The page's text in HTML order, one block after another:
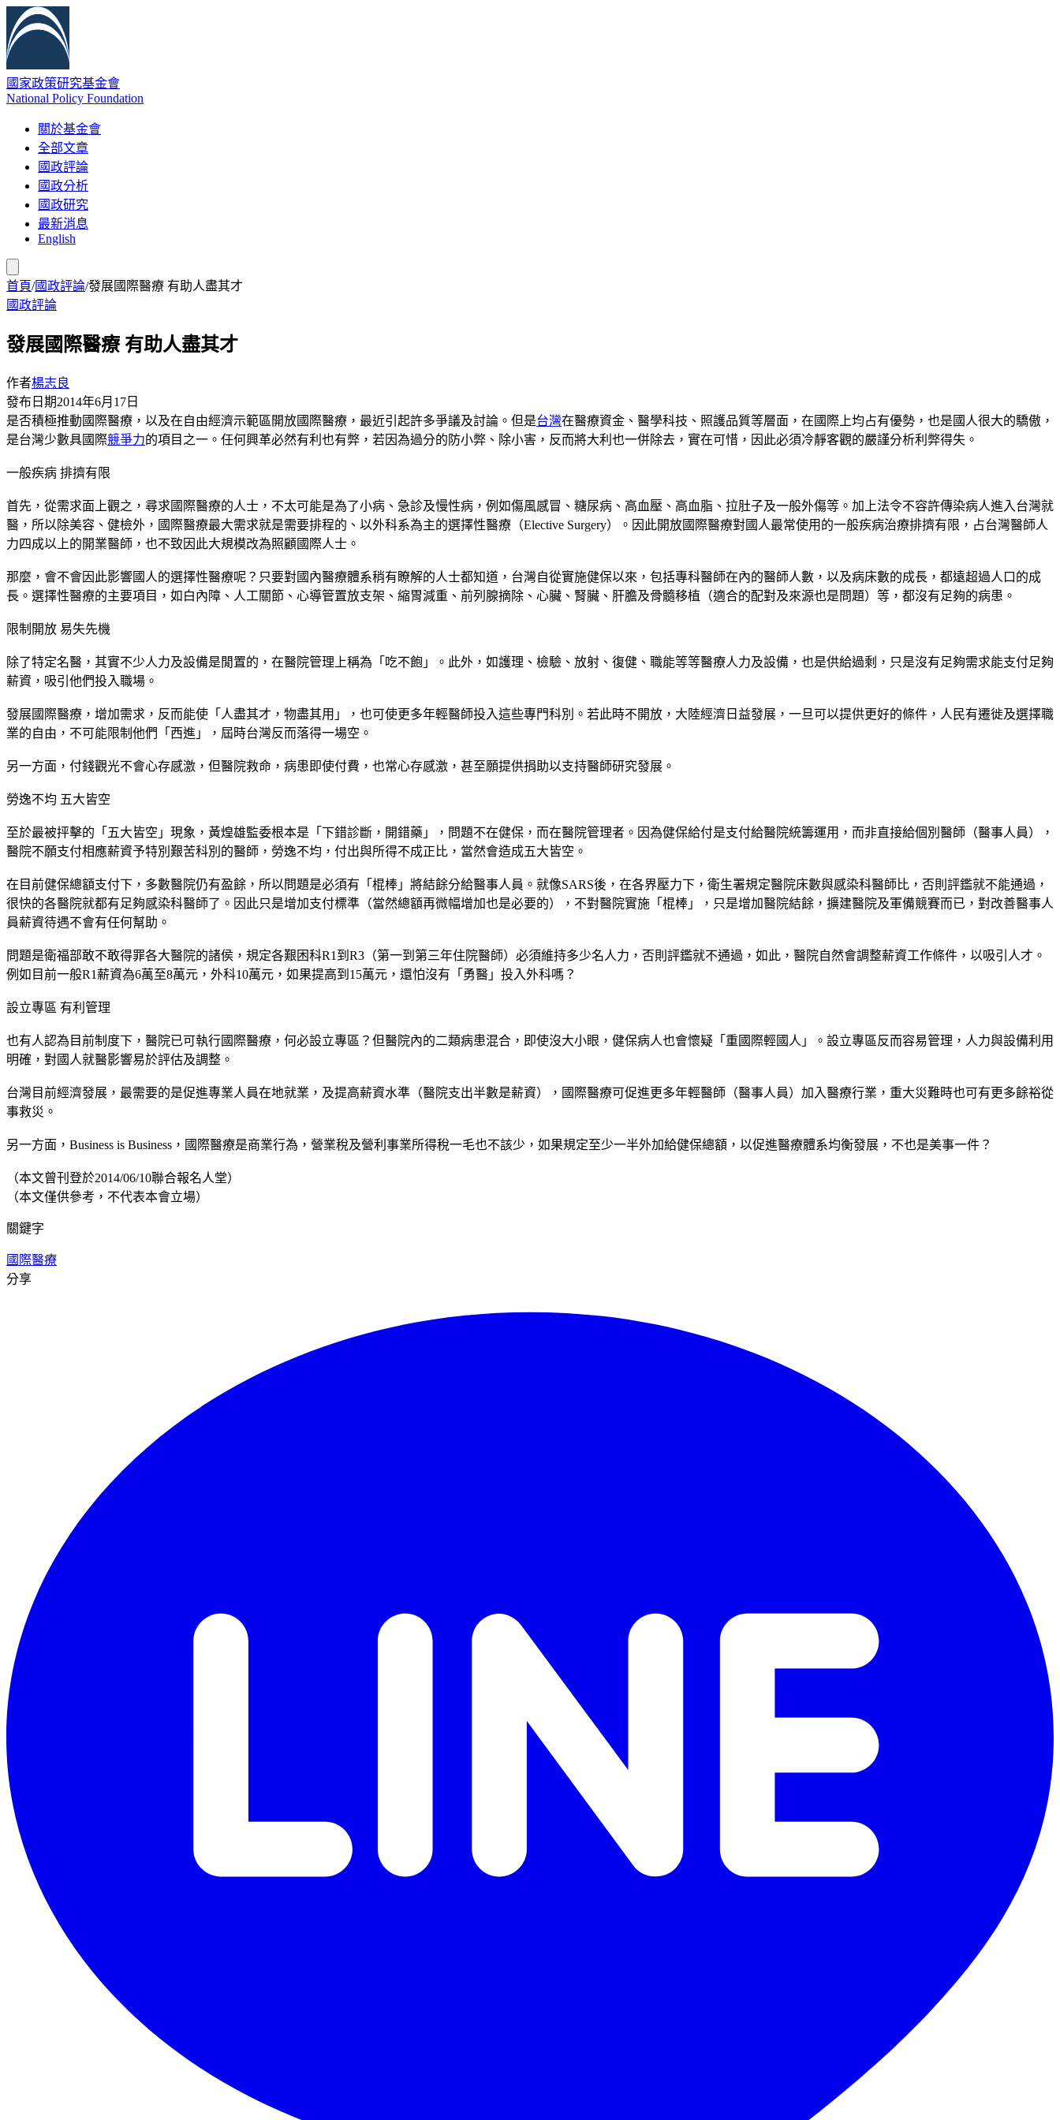
國家政策研究基金會
National Policy Foundation
關於基金會
全部文章
國政評論
國政分析
國政研究
最新消息
English
首頁/國政評論/發展國際醫療 有助人盡其才
國政評論
發展國際醫療 有助人盡其才
作者楊志良
發布日期2014年6月17日
是否積極推動國際醫療，以及在自由經濟示範區開放國際醫療，最近引起許多爭議及討論。但是台灣在醫療資金、醫學科技、照護品質等層面，在國際上均占有優勢，也是國人很大的驕傲，
是台灣少數具國際競爭力的項目之一。任何興革必然有利也有弊，若因為過分的防小弊、除小害，反而將大利也一併除去，實在可惜，因此必須冷靜客觀的嚴謹分析利弊得失。
一般疾病 排擠有限
首先，從需求面上觀之，尋求國際醫療的人士，不太可能是為了小病、急診及慢性病，例如傷風感冒、糖尿病、高血壓、高血脂、拉肚子及一般外傷等。加上法令不容許傳染病人進入台灣就
醫，所以除美容、健檢外，國際醫療最大需求就是需要排程的、以外科系為主的選擇性醫療（Elective Surgery）。因此開放國際醫療對國人最常使用的一般疾病治療排擠有限，占台灣醫師人
力四成以上的開業醫師，也不致因此大規模改為照顧國際人士。
那麼，會不會因此影響國人的選擇性醫療呢？只要對國內醫療體系稍有瞭解的人士都知道，台灣自從實施健保以來，包括專科醫師在內的醫師人數，以及病床數的成長，都遠超過人口的成
長。選擇性醫療的主要項目，如白內障、人工關節、心導管置放支架、縮胃減重、前列腺摘除、心臟、腎臟、肝膽及骨髓移植（適合的配對及來源也是問題）等，都沒有足夠的病患。
限制開放 易失先機
除了特定名醫，其實不少人力及設備是閒置的，在醫院管理上稱為「吃不飽」。此外，如護理、檢驗、放射、復健、職能等等醫療人力及設備，也是供給過剩，只是沒有足夠需求能支付足夠
薪資，吸引他們投入職場。
發展國際醫療，增加需求，反而能使「人盡其才，物盡其用」，也可使更多年輕醫師投入這些專門科別。若此時不開放，大陸經濟日益發展，一旦可以提供更好的條件，人民有遷徙及選擇職
業的自由，不可能限制他們「西進」，屆時台灣反而落得一場空。
另一方面，付錢觀光不會心存感激，但醫院救命，病患即使付費，也常心存感激，甚至願提供捐助以支持醫師研究發展。
勞逸不均 五大皆空
至於最被抨擊的「五大皆空」現象，黃煌雄監委根本是「下錯診斷，開錯藥」，問題不在健保，而在醫院管理者。因為健保給付是支付給醫院統籌運用，而非直接給個別醫師（醫事人員），
醫院不願支付相應薪資予特別艱苦科別的醫師，勞逸不均，付出與所得不成正比，當然會造成五大皆空。
在目前健保總額支付下，多數醫院仍有盈餘，所以問題是必須有「棍棒」將結餘分給醫事人員。就像SARS後，在各界壓力下，衛生署規定醫院床數與感染科醫師比，否則評鑑就不能通過，
很快的各醫院就都有足夠感染科醫師了。因此只是增加支付標準（當然總額再微幅增加也是必要的），不對醫院實施「棍棒」，只是增加醫院結餘，擴建醫院及軍備競賽而已，對改善醫事人
員薪資待遇不會有任何幫助。
問題是衛福部敢不敢得罪各大醫院的諸侯，規定各艱困科R1到R3（第一到第三年住院醫師）必須維持多少名人力，否則評鑑就不通過，如此，醫院自然會調整薪資工作條件，以吸引人才。
例如目前一般R1薪資為6萬至8萬元，外科10萬元，如果提高到15萬元，還怕沒有「勇醫」投入外科嗎？
設立專區 有利管理
也有人認為目前制度下，醫院已可執行國際醫療，何必設立專區？但醫院內的二類病患混合，即使沒大小眼，健保病人也會懷疑「重國際輕國人」。設立專區反而容易管理，人力與設備利用
明確，對國人就醫影響易於評估及調整。
台灣目前經濟發展，最需要的是促進專業人員在地就業，及提高薪資水準（醫院支出半數是薪資），國際醫療可促進更多年輕醫師（醫事人員）加入醫療行業，重大災難時也可有更多餘裕從
事救災。
另一方面，Business is Business，國際醫療是商業行為，營業稅及營利事業所得稅一毛也不該少，如果規定至少一半外加給健保總額，以促進醫療體系均衡發展，不也是美事一件？
（本文曾刊登於2014/06/10聯合報名人堂）
（本文僅供參考，不代表本會立場）
關鍵字
國際醫療
分享